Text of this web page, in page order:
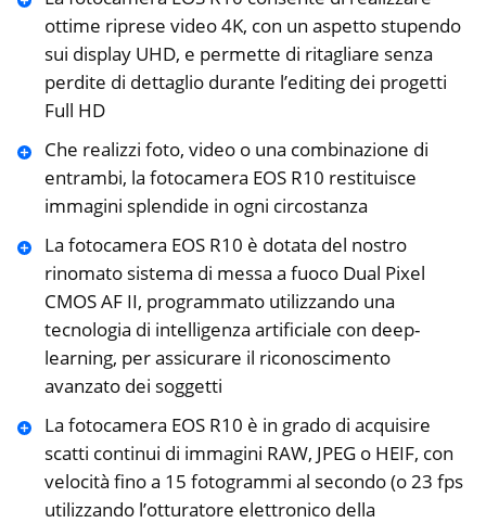
ottime riprese video 4K, con un aspetto stupendo
sui display UHD, e permette di ritagliare senza
perdite di dettaglio durante l’editing dei progetti
Full HD
Che realizzi foto, video o una combinazione di
entrambi, la fotocamera EOS R10 restituisce
immagini splendide in ogni circostanza
La fotocamera EOS R10 è dotata del nostro
rinomato sistema di messa a fuoco Dual Pixel
CMOS AF II, programmato utilizzando una
tecnologia di intelligenza artificiale con deep-
learning, per assicurare il riconoscimento
avanzato dei soggetti
La fotocamera EOS R10 è in grado di acquisire
scatti continui di immagini RAW, JPEG o HEIF, con
velocità fino a 15 fotogrammi al secondo (o 23 fps
utilizzando l’otturatore elettronico della